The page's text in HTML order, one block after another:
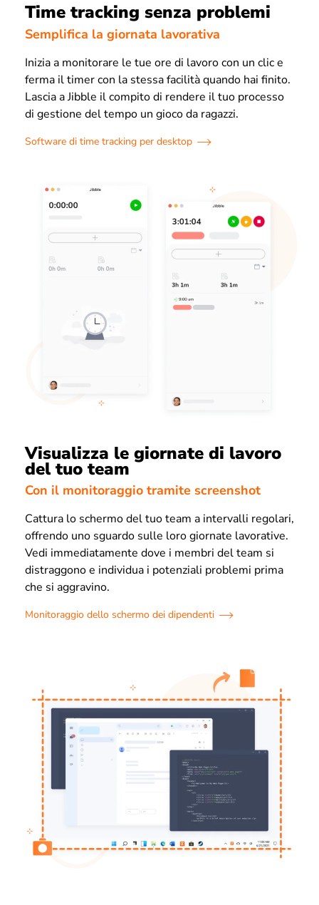
Time tracking senza problemi
Semplifica la giornata lavorativa
Inizia a monitorare le tue ore di lavoro con un clic e
ferma il timer con la stessa facilità quando hai finito.
Lascia a Jibble il compito di rendere il tuo processo
di gestione del tempo un gioco da ragazzi.
Software di time tracking per desktop
Visualizza le giornate di lavoro
del tuo team
Con il monitoraggio tramite screenshot
Cattura lo schermo del tuo team a intervalli regolari,
offrendo uno sguardo sulle loro giornate lavorative.
Vedi immediatamente dove i membri del team si
distraggono e individua i potenziali problemi prima
che si aggravino.
Monitoraggio dello schermo dei dipendenti